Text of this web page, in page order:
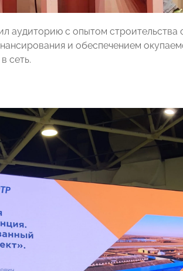
аудиторию с опытом строительства
и обеспечением
сеть.